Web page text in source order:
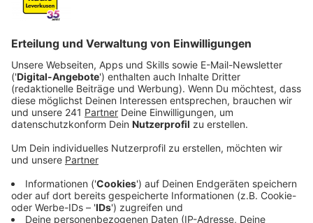
Unfallstatistik 2024: Ein Überblick
Anzeige
Im Jahr 2024 sind fünf Menschen bei Verkehrsunfällen
in Leverkusen ums Leben gekommen, mehr als in den
letzten vier Jahren zusammen. Die Gesamtzahl der
Unfälle ist leicht auf 4811 gesunken, während die Zahl